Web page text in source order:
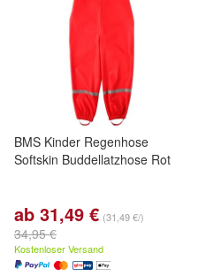
BMS Kinder Regenhose
Softskin Buddellatzhose Rot
ab 31,49 € (31,49 €/)
34,95 €
Kostenloser Versand